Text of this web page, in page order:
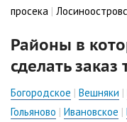
просека |
Районы в
сделать заказ
Богородское | Вешняки |
Гольяново | Ивановское |